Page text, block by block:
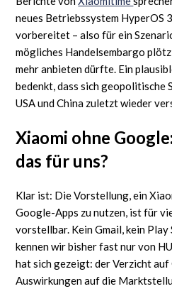
neues Betriebssystem HyperOS
vorbereitet – also für ein
mögliches Handelsembargo
mehr anbieten dürfte. Ein
bedenkt, dass sich geopolitische
USA und China zuletzt wieder
Xiaomi ohne
das für uns?
Klar ist: Die Vorstellung, ein
Google-Apps zu nutzen, ist für
vorstellbar. Kein Gmail, kein Play
kennen wir bisher fast nur von
hat sich gezeigt: der Verzicht
Auswirkungen auf die